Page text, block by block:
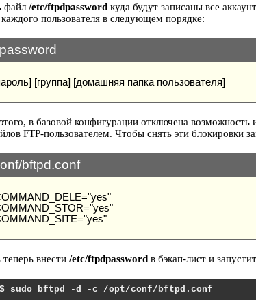
файл/etc/ftpdpassword куда будут записаны все
каждого пользователя в следующем порядке:
[группа] [домашняя папка пользователя]
в базовой конфигурации отключена возможность
FTP-пользователем. Чтобы снять эти блокировки
bftpd.conf
теперь внести/etc/ftpdpassword в бэкап-лист и
sudo bftpd -d -c /opt/conf/bftpd.conf